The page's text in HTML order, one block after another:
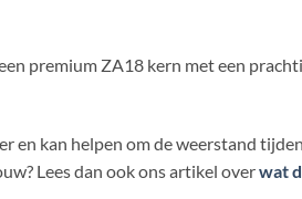
premium ZA18 kern met een
en kan helpen om de weerstand
Lees dan ook ons artikel overwat